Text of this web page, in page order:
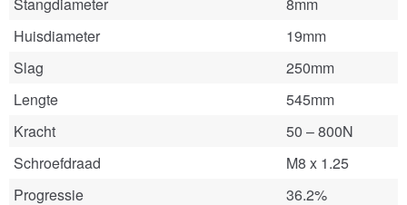
Huisdiameter
19mm
Slag
250mm
Lengte
545mm
Kracht
50 – 800N
Schroefdraad
M8 x 1.25
Progressie
36.2%